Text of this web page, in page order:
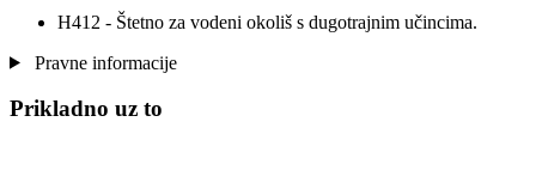
H412 - Štetno za vodeni okoliš s dugotrajnim učincima.
Pravne informacije
Prikladno uz to